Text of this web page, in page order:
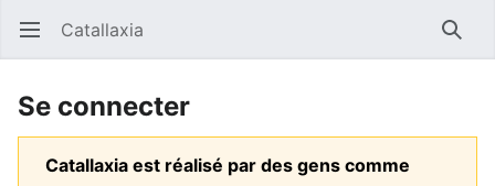
Ouvrir le menu principal Catallaxia
Se connecter
Catallaxia est réalisé par des gens comme